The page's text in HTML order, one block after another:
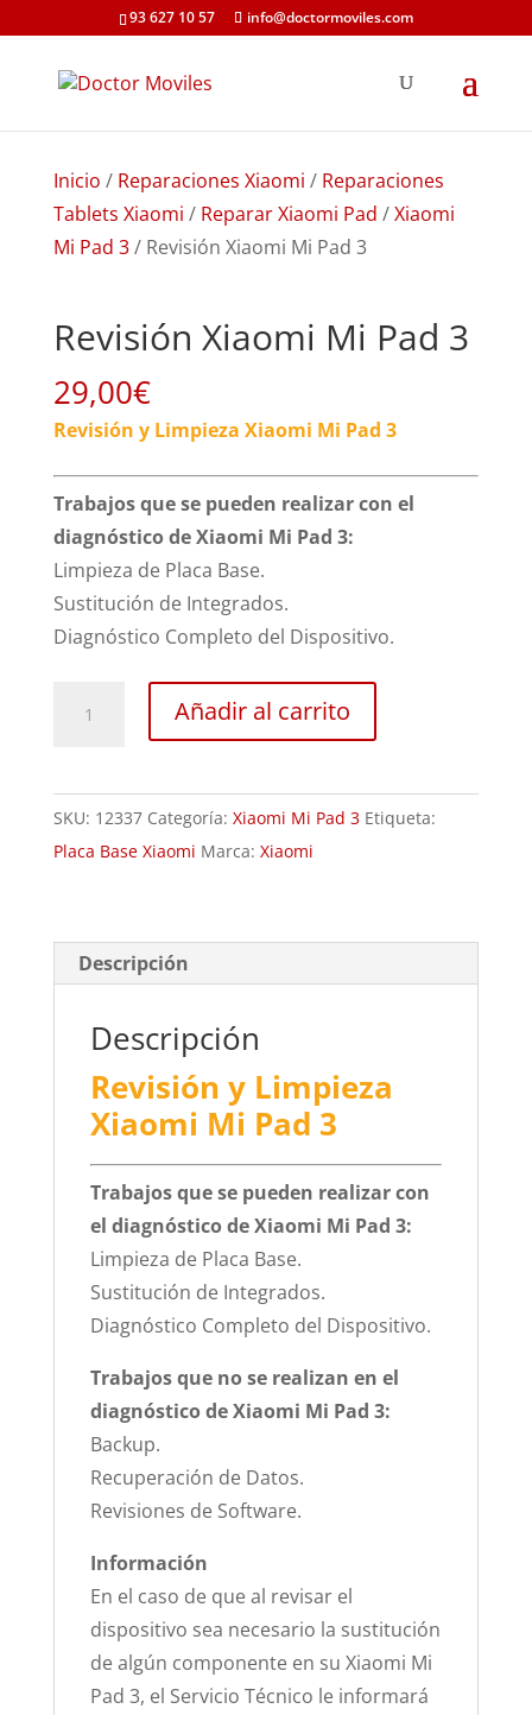
93 627 10 57 info@doctormoviles.com
Inicio / Reparaciones Xiaomi / Reparaciones
Tablets Xiaomi / Reparar Xiaomi Pad /Xiaomi
Mi Pad 3/ Revisión Xiaomi Mi Pad 3
Revisión Xiaomi Mi Pad 3
29,00€
Revisión y Limpieza Xiaomi Mi Pad 3
Trabajos que se pueden realizar con el
diagnóstico de Xiaomi Mi Pad 3:
Limpieza de Placa Base.
Sustitución de Integrados.
Diagnóstico Completo del Dispositivo.
Pad
3
cantidad
Añadir al carrito
SKU: 12337 Categoría: Xiaomi Mi Pad 3 Etiqueta:
Placa Base Xiaomi Marca: Xiaomi
Descripción
Descripción
Revisión y Limpieza
Xiaomi Mi Pad 3
Trabajos que se pueden realizar con
el diagnóstico de Xiaomi Mi Pad 3:
Limpieza de Placa Base.
Sustitución de Integrados.
Diagnóstico Completo del Dispositivo.
Trabajos que no se realizan en el
diagnóstico de Xiaomi Mi Pad 3:
Backup.
Recuperación de Datos.
Revisiones de Software.
Información
En el caso de que al revisar el
dispositivo sea necesario la sustitución
de algún componente en su Xiaomi Mi
Pad 3, el Servicio Técnico le informará